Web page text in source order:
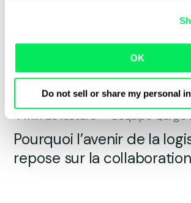
OK
Do not sell or share my personal
4min de lecture L'équipe
Pourquoi l’avenir de la
repose sur la collaboration